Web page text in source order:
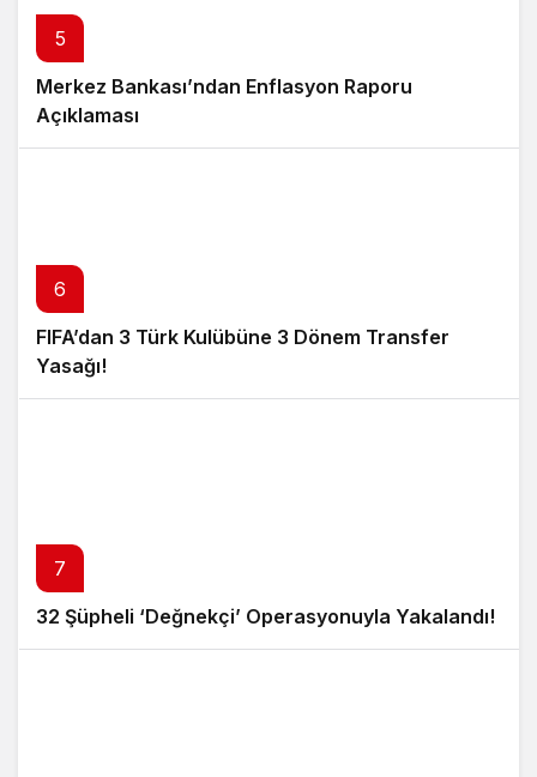
5
Merkez Bankası’ndan Enflasyon Raporu
Açıklaması
6
FIFA’dan 3 Türk Kulübüne 3 Dönem Transfer
Yasağı!
7
32 Şüpheli ‘Değnekçi’ Operasyonuyla Yakalandı!